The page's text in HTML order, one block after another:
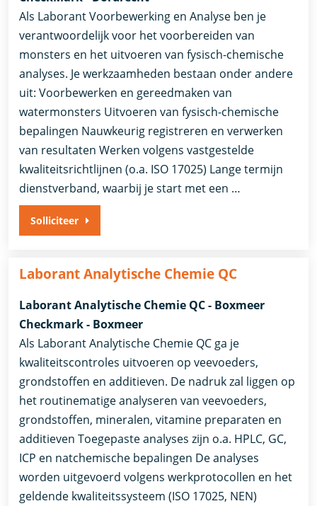
Als Laborant Voorbewerking en Analyse ben je
verantwoordelijk voor het voorbereiden van
monsters en het uitvoeren van fysisch-chemische
analyses. Je werkzaamheden bestaan onder andere
uit: Voorbewerken en gereedmaken van
watermonsters Uitvoeren van fysisch-chemische
bepalingen Nauwkeurig registreren en verwerken
van resultaten Werken volgens vastgestelde
kwaliteitsrichtlijnen (o.a. ISO 17025) Lange termijn
dienstverband, waarbij je start met een …
Solliciteer
Laborant Analytische Chemie QC
Laborant Analytische Chemie QC - Boxmeer
Checkmark - Boxmeer
Als Laborant Analytische Chemie QC ga je
kwaliteitscontroles uitvoeren op veevoeders,
grondstoffen en additieven. De nadruk zal liggen op
het routinematige analyseren van veevoeders,
grondstoffen, mineralen, vitamine preparaten en
additieven Toegepaste analyses zijn o.a. HPLC, GC,
ICP en natchemische bepalingen De analyses
worden uitgevoerd volgens werkprotocollen en het
geldende kwaliteitssysteem (ISO 17025, NEN)